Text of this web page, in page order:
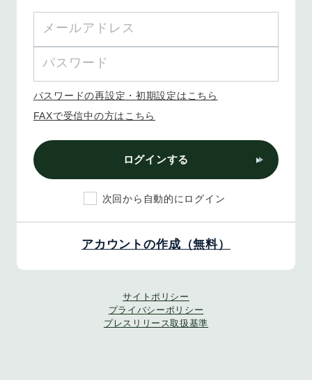
パスワードの再設定・初期設定はこちら
FAXで受信中の方はこちら
ログインする
次回から自動的にログイン
アカウントの作成（無料）
サイトポリシー
プライバシーポリシー
プレスリリース取扱基準